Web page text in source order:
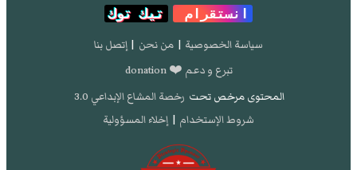
انستقرام
تيك توك
سياسة الخصوصية | من نحن | إتصل بنا
تبرع و دعم ❤️ donation
المحتوى مرخص تحت رخصة المشاع الإبداعي 3.0
شروط الإستخدام | إخلاء المسؤولية